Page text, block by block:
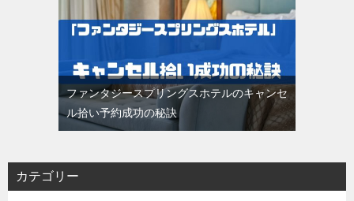
ファンタジースプリングスホテルのキャンセ
ル拾い予約成功の秘訣
カテゴリー